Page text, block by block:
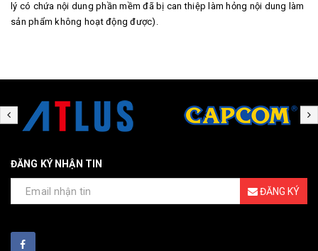
lý có chứa nội dung phần mềm đã bị can thiệp làm hỏng nội dung làm
sản phẩm không hoạt động được).
ĐĂNG KÝ NHẬN TIN
ĐĂNG KÝ